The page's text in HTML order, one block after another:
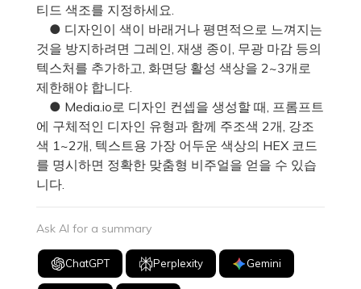
티드 색조를 지정하세요.
● 디자인이 색이 바래거나 평면적으로 느껴지는
것을 방지하려면 그레인, 재생 종이, 무광 마감 등의
텍스처를 추가하고, 화면당 활성 색상을 2~3개로
제한해야 합니다.
● Media.io로 디자인 컨셉을 생성할 때, 프롬프트
에 구체적인 디자인 유형과 함께 주조색 2개, 강조
색 1~2개, 텍스트용 가장 어두운 색상의 HEX 코드
를 명시하면 정확한 맞춤형 비주얼을 얻을 수 있습
니다.
Ask AI for a summary
ChatGPT Perplexity Gemini